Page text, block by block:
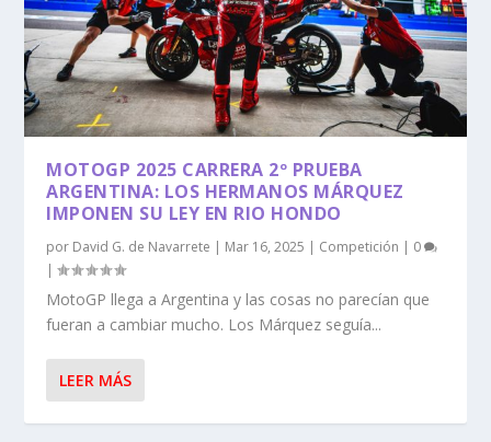
MOTOGP 2025 CARRERA 2º PRUEBA
ARGENTINA: LOS HERMANOS MÁRQUEZ
IMPONEN SU LEY EN RIO HONDO
por David G. de Navarrete | Mar 16, 2025 | Competición | 0
|
MotoGP llega a Argentina y las cosas no parecían que
fueran a cambiar mucho. Los Márquez seguía...
LEER MÁS